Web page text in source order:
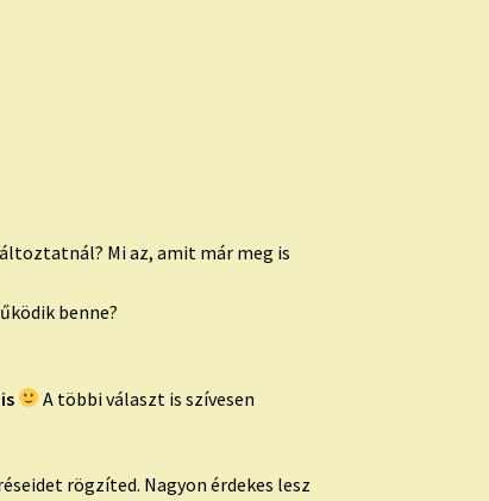
Mi az, amit már meg is
benne?
A többi választ is szívesen
rögzíted. Nagyon érdekes lesz